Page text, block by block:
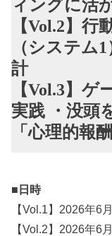
ィングに活
【Vol.2】行
（システム
計
【Vol.3】
実践 ・没頭
「心理的報酬
■日時
【Vol.1】2026年
【Vol.2】2026年